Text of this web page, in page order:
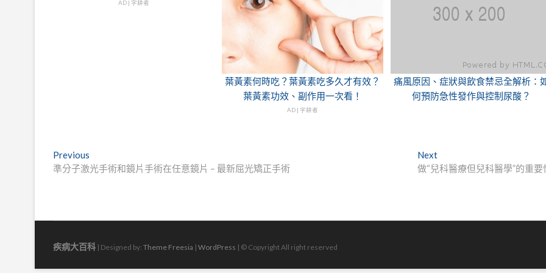
AD | 字耕者
葉黃素何時吃？葉黃素吃多久才有效？
葉黃素功效、副作用一次看！
AD | 字耕者
痛風原因、症狀與飲食禁忌全解析：
何預防急性發作與控制尿酸？
文
章
覽
Previous
post:
準分子激光手術和鏡片手術在任意鏡片 – 最新屈光矯正手術
NextNext
post:
做“兒科醫療但兒科醫學”的重要
疾病大百科 | Designed by: Theme Freesia | WordPress | © Copyright All right reserved